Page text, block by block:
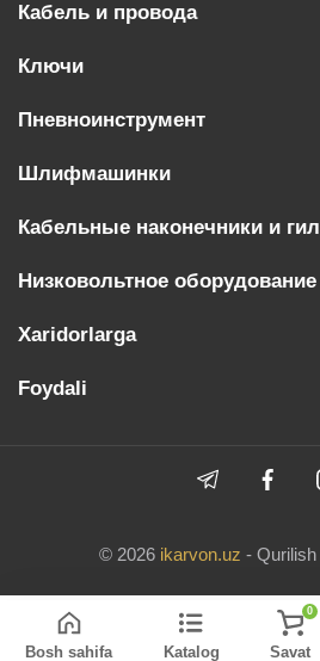
Кабель и провода
Ключи
Пневноинструмент
Шлифмашинки
Кабельные наконечники и
Низковольтное оборудование
Xaridorlarga
Foydali
© 2026 ikarvon.uz -
Bosh sahifa Katalog
0
Savat